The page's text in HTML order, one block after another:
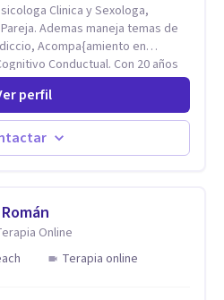
Ademas maneja temas de
en
Conductual. Con 20 años
capacitandose en las
Mental.
perfil
Online
Terapia online